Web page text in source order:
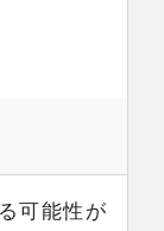
可能性が